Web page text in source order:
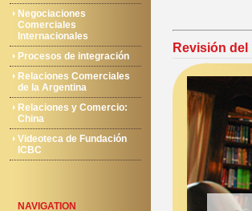
Negociaciones
Comerciales
Internacionales
Procesos de integración
Relaciones Comerciales
de la Argentina
Relaciones y Comercio:
China
Videoteca de Fundación
ICBC
NAVIGATION
Revisión del